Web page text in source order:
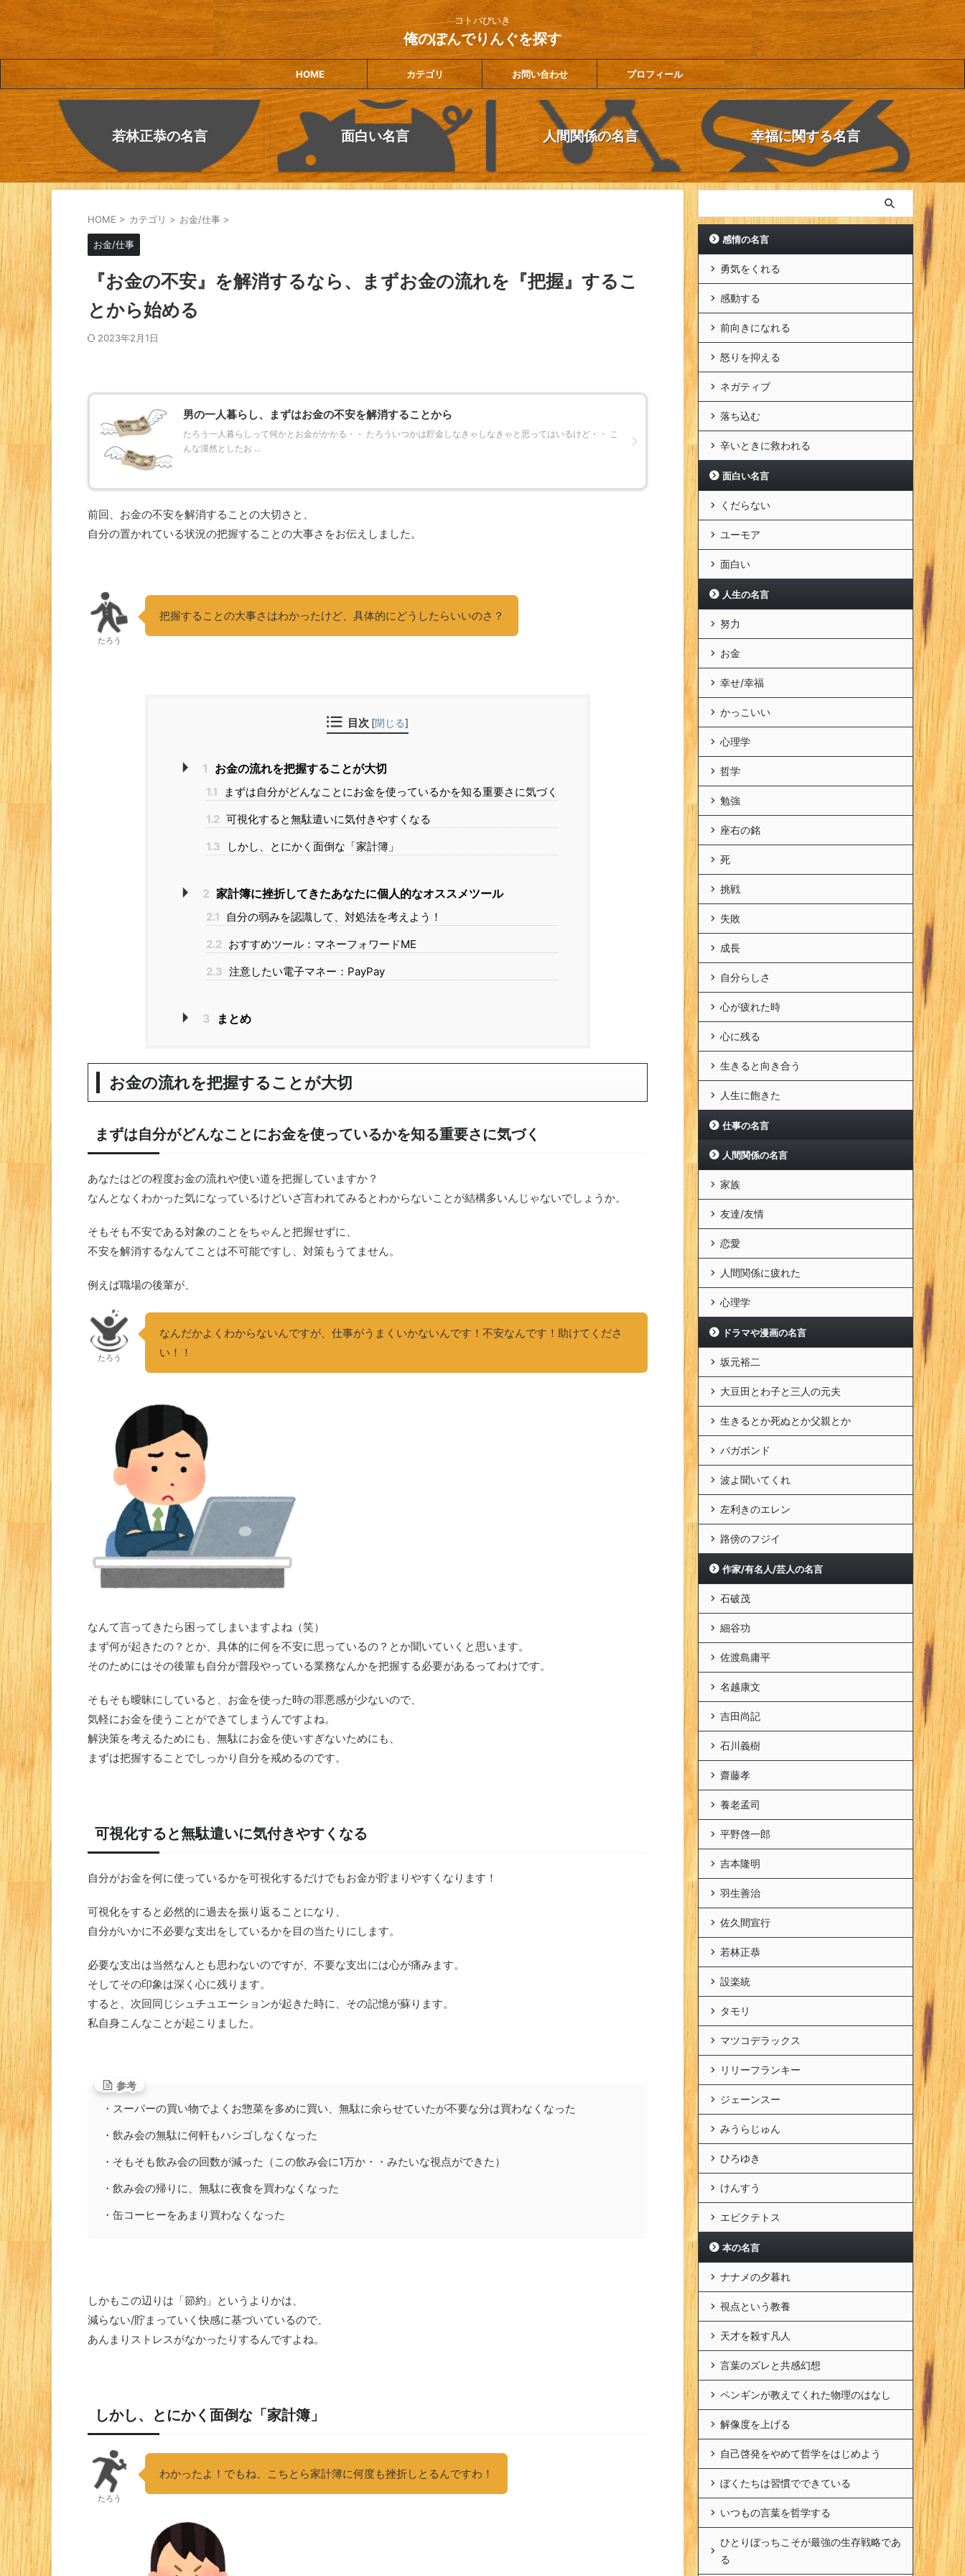
コトバびいき
俺のぽんでりんぐを探す
HOME カテゴリ お問い合わせ プロフィール
若林正恭の名言 面白い名言 人間関係の名言 幸福に関する名言
HOME > カテゴリ > お金/仕事 >
お金/仕事
『お金の不安』を解消するなら、まずお金の流れを『把握』するこ
とから始める
2023年2月1日
男の一人暮らし、まずはお金の不安を解消することから
たろう一人暮らしって何かとお金がかかる・・ たろういつかは貯金しなきゃしなきゃと思ってはいるけど・・ こ
んな漠然としたお ...
前回、お金の不安を解消することの大切さと、
自分の置かれている状況の把握することの大事さをお伝えしました。
たろう
把握することの大事さはわかったけど、具体的にどうしたらいいのさ？
目次 [閉じる]
1 お金の流れを把握することが大切
1.1
まずは自分がどんなことにお金を使っているかを知る重要さに気づく
1.2 可視化すると無駄遣いに気付きやすくなる
1.3
しかし、とにかく面倒な「家計簿」
2 家計簿に挫折してきたあなたに個人的なオススメツール
2.1
自分の弱みを認識して、対処法を考えよう！
2.2 おすすめツール：マネーフォワードME
2.3 注意したい電子マネー：PayPay
3 まとめ
お金の流れを把握することが大切
まずは自分がどんなことにお金を使っているかを知る重要さに気づく
あなたはどの程度お金の流れや使い道を把握していますか？
なんとなくわかった気になっているけどいざ言われてみるとわからないことが結構多いんじゃないでしょうか。
そもそも不安である対象のことをちゃんと把握せずに、
不安を解消するなんてことは不可能ですし、対策もうてません。
例えば職場の後輩が、
たろう
なんだかよくわからないんですが、仕事がうまくいかないんです！不安なんです！助けてくださ
い！！
なんて言ってきたら困ってしまいますよね（笑）
まず何が起きたの？とか、具体的に何を不安に思っているの？とか聞いていくと思います。
そのためにはその後輩も自分が普段やっている業務なんかを把握する必要があるってわけです。
そもそも曖昧にしていると、お金を使った時の罪悪感が少ないので、
気軽にお金を使うことができてしまうんですよね。
解決策を考えるためにも、無駄にお金を使いすぎないためにも、
まずは把握することでしっかり自分を戒めるのです。
可視化すると無駄遣いに気付きやすくなる
自分がお金を何に使っているかを可視化するだけでもお金が貯まりやすくなります！
可視化をすると必然的に過去を振り返ることになり、
自分がいかに不必要な支出をしているかを目の当たりにします。
必要な支出は当然なんとも思わないのですが、不要な支出には心が痛みます。
そしてその印象は深く心に残ります。
すると、次回同じシュチュエーションが起きた時に、その記憶が蘇ります。
私自身こんなことが起こりました。
参考
・スーパーの買い物でよくお惣菜を多めに買い、無駄に余らせていたが不要な分は買わなくなった
・飲み会の無駄に何軒もハシゴしなくなった
・そもそも飲み会の回数が減った（この飲み会に1万か・・みたいな視点ができた）
・飲み会の帰りに、無駄に夜食を買わなくなった
・缶コーヒーをあまり買わなくなった
しかもこの辺りは「節約」というよりかは、
減らない/貯まっていく快感に基づいているので、
あんまりストレスがなかったりするんですよね。
しかし、とにかく面倒な「家計簿」
たろう
わかったよ！でもね、こちとら家計簿に何度も挫折しとるんですわ！
感情の名言
勇気をくれる
感動する
前向きになれる
怒りを抑える
ネガティブ
落ち込む
辛いときに救われる
面白い名言
くだらない
ユーモア
面白い
人生の名言
努力
お金
幸せ/幸福
かっこいい
心理学
哲学
勉強
座右の銘
死
挑戦
失敗
成長
自分らしさ
心が疲れた時
心に残る
生きると向き合う
人生に飽きた
仕事の名言
人間関係の名言
家族
友達/友情
恋愛
人間関係に疲れた
心理学
ドラマや漫画の名言
坂元裕二
大豆田とわ子と三人の元夫
生きるとか死ぬとか父親とか
バガボンド
波よ聞いてくれ
左利きのエレン
路傍のフジイ
作家/有名人/芸人の名言
石破茂
細谷功
佐渡島庸平
名越康文
吉田尚記
石川義樹
齋藤孝
養老孟司
平野啓一郎
吉本隆明
羽生善治
佐久間宣行
若林正恭
設楽統
タモリ
マツコデラックス
リリーフランキー
ジェーンスー
みうらじゅん
ひろゆき
けんすう
エピクテトス
本の名言
ナナメの夕暮れ
視点という教養
天才を殺す凡人
言葉のズレと共感幻想
ペンギンが教えてくれた物理のはなし
解像度を上げる
自己啓発をやめて哲学をはじめよう
ぼくたちは習慣でできている
いつもの言葉を哲学する
ひとりぼっちこそが最強の生存戦略であ
る